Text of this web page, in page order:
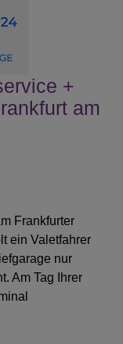
+
am
Frankfurter
ein Valetfahrer
nur
Am Tag Ihrer